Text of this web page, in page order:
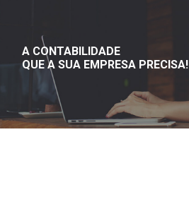
A CONTABILIDADE
QUE A SUA EMPRESA PRECISA!